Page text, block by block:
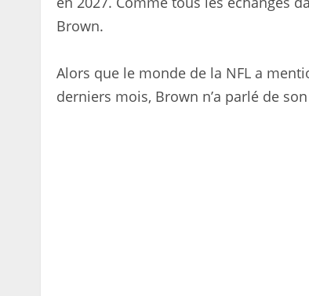
Brown.
Alors que le monde de la NFL a
derniers mois, Brown n’a parlé de